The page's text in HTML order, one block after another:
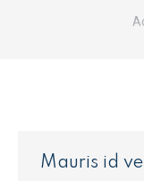
Mauris id